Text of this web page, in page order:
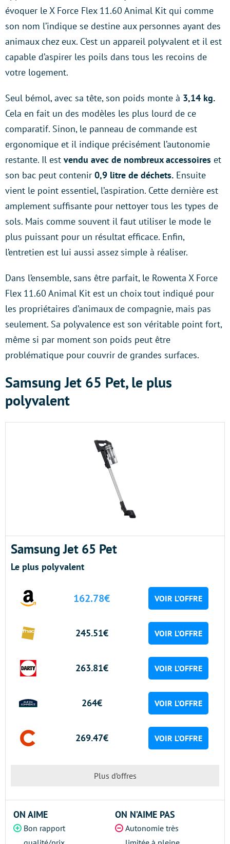
évoquer le X Force Flex 11.60 Animal Kit qui comme
son nom l’indique se destine aux personnes ayant des
animaux chez eux. C’est un appareil polyvalent et il est
capable d’aspirer les poils dans tous les recoins de
votre logement.
Seul bémol, avec sa tête, son poids monte à 3,14 kg.
Cela en fait un des modèles les plus lourd de ce
comparatif. Sinon, le panneau de commande est
ergonomique et il indique précisément l’autonomie
restante. Il est vendu avec de nombreux accessoires et
son bac peut contenir 0,9 litre de déchets. Ensuite
vient le point essentiel, l’aspiration. Cette dernière est
amplement suffisante pour nettoyer tous les types de
sols. Mais comme souvent il faut utiliser le mode le
plus puissant pour un résultat efficace. Enfin,
l’entretien est lui aussi assez simple à réaliser.
Dans l’ensemble, sans être parfait, le Rowenta X Force
Flex 11.60 Animal Kit est un choix tout indiqué pour
les propriétaires d’animaux de compagnie, mais pas
seulement. Sa polyvalence est son véritable point fort,
même si par moment son poids peut être
problématique pour couvrir de grandes surfaces.
Samsung Jet 65 Pet, le plus
polyvalent
Samsung Jet 65 Pet
Le plus polyvalent
162.78€ VOIR L’OFFRE
245.51€ VOIR L’OFFRE
263.81€ VOIR L’OFFRE
264€ VOIR L’OFFRE
269.47€ VOIR L’OFFRE
Plus d’offres
ON AIME
Bon rapport
ON N’AIME PAS
Autonomie très